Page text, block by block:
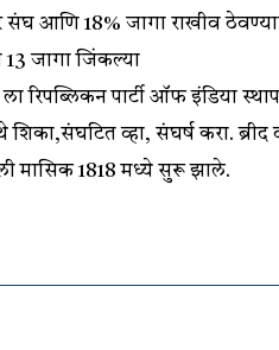
आणि 18% जागा राखीव
13 जागा जिंकल्या
पार्टी ऑफ इंडिया
व्हा, संघर्ष करा. ब्रीद
मासिक 1818 मध्ये सुरू झाले.